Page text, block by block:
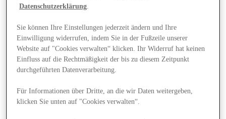
Angebote
Datenschutzerklärung
Sie können Ihre Einstellungen jederzeit ändern und Ihre
Einwilligung widerrufen, indem Sie in der Fußzeile unserer
Website auf "Cookies verwalten“ klicken. Ihr Widerruf hat keinen
Einfluss auf die Rechtmäßigkeit der bis zu diesem Zeitpunkt
durchgeführten Datenverarbeitung.
Für Informationen über Dritte, an die wir Daten weitergeben,
klicken Sie unten auf "Cookies verwalten“.